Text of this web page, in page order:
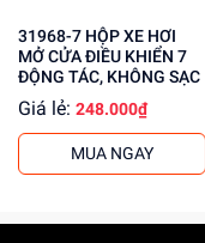
chúng tôi cũng cung
Liên hệ với chúng
chơi trẻ em.
31968-7 HỘP XE HƠI
MỞ CỬA ĐIỀU KHIỂN 7
ĐỘNG TÁC, KHÔNG SẠC
Giá lẻ: 248.000₫
MUA NGAY